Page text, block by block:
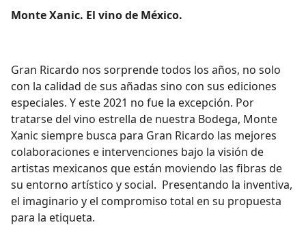
Monte Xanic. El vino de México.
Gran Ricardo nos sorprende todos los años, no solo
con la calidad de sus añadas sino con sus ediciones
especiales. Y este 2021 no fue la excepción. Por
tratarse del vino estrella de nuestra Bodega, Monte
Xanic siempre busca para Gran Ricardo las mejores
colaboraciones e intervenciones bajo la visión de
artistas mexicanos que están moviendo las fibras de
su entorno artístico y social. Presentando la inventiva,
el imaginario y el compromiso total en su propuesta
para la etiqueta.